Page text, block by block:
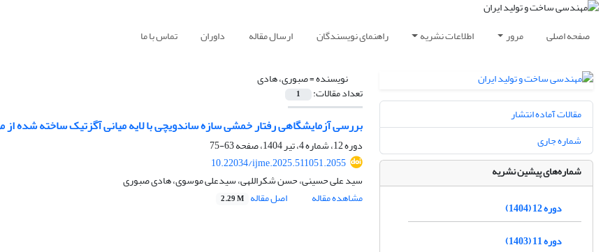
صفحه اصلی مرور اطلاعات نشریه راهنمای نویسندگان ارسال مقاله داوران تماس با ما
نویسنده =صبوری، هادی
تعداد مقالات: 1
بررسی آزمایشگاهی رفتار خمشی سازه ساندویچی با لایه میانی آگزتیک ساخته شده از
دوره 12، شماره 4، تیر 1404، صفحه
63-75
10.22034/ijme.2025.511051.2055
سید علی حسینی، حسن شکراللهی، سیدعلی موسوی، هادی صبوری
مشاهده مقاله
اصل مقاله 2.29 M
مقالات آماده انتشار
شماره جاری
شماره‌های پیشین نشریه
دوره 12 (1404)
دوره 11 (1403)